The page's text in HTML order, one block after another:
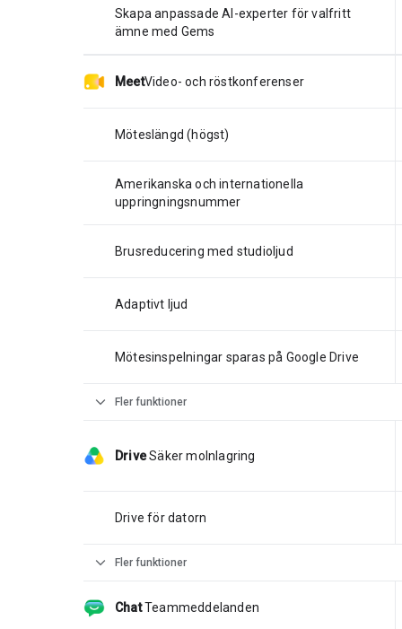
Skapa anpassade AI-experter för valfritt
ämne med Gems
MeetVideo- och röstkonferenser
Möteslängd (högst)
Amerikanska och internationella
uppringningsnummer
Brusreducering med studioljud
Adaptivt ljud
Mötesinspelningar sparas på Google Drive
expand_more Fler funktioner
Drive Säker molnlagring
Drive för datorn
expand_more Fler funktioner
Chat Teammeddelanden